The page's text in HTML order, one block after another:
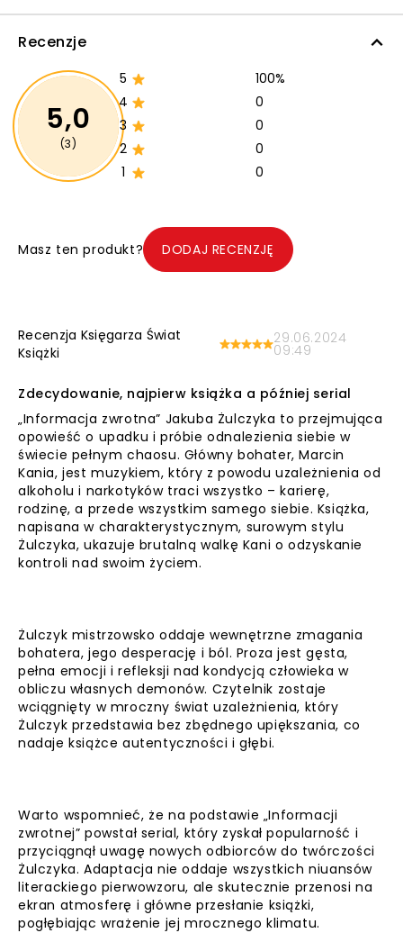
Recenzje
5,0
(3)
5
100%
4
0
3
0
2
0
1
0
Masz ten produkt? DODAJ RECENZJĘ
Recenzja Księgarza Świat
Książki
29.06.2024
09:49
Zdecydowanie, najpierw książka a później serial
„Informacja zwrotna” Jakuba Żulczyka to przejmująca
opowieść o upadku i próbie odnalezienia siebie w
świecie pełnym chaosu. Główny bohater, Marcin
Kania, jest muzykiem, który z powodu uzależnienia od
alkoholu i narkotyków traci wszystko – karierę,
rodzinę, a przede wszystkim samego siebie. Książka,
napisana w charakterystycznym, surowym stylu
Żulczyka, ukazuje brutalną walkę Kani o odzyskanie
kontroli nad swoim życiem.
Żulczyk mistrzowsko oddaje wewnętrzne zmagania
bohatera, jego desperację i ból. Proza jest gęsta,
pełna emocji i refleksji nad kondycją człowieka w
obliczu własnych demonów. Czytelnik zostaje
wciągnięty w mroczny świat uzależnienia, który
Żulczyk przedstawia bez zbędnego upiększania, co
nadaje książce autentyczności i głębi.
Warto wspomnieć, że na podstawie „Informacji
zwrotnej” powstał serial, który zyskał popularność i
przyciągnął uwagę nowych odbiorców do twórczości
Żulczyka. Adaptacja nie oddaje wszystkich niuansów
literackiego pierwowzoru, ale skutecznie przenosi na
ekran atmosferę i główne przesłanie książki,
pogłębiając wrażenie jej mrocznego klimatu.